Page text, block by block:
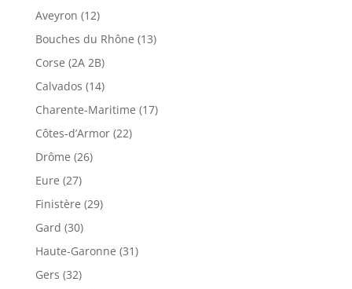
Aveyron (12)
Bouches du Rhône (13)
Corse (2A 2B)
Calvados (14)
Charente-Maritime (17)
Côtes-d’Armor (22)
Drôme (26)
Eure (27)
Finistère (29)
Gard (30)
Haute-Garonne (31)
Gers (32)